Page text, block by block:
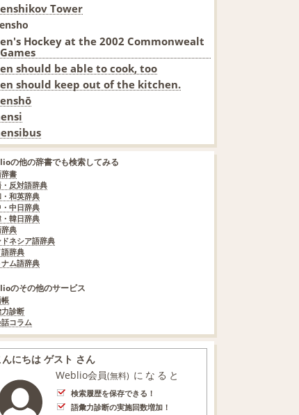
Tower
Hockey at the 2002 Commonwealt
should be able to cook, too
should keep out of the kitchen.
の他の辞書でも検索してみる
書
反対語辞典
和英辞典
・中日辞典
・韓日辞典
典
ドネシア語辞典
語辞典
ム語辞典
のその他のサービス
診断
コラム
んにちは ゲスト さん
Weblio会員(無料) になると
検索履歴を保存できる！
語彙力診断の実施回数増加！